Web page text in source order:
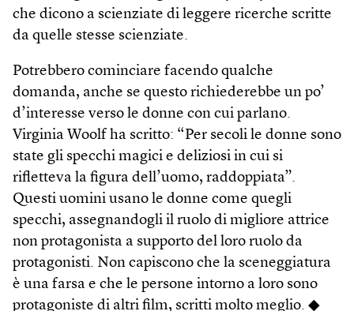
che dicono a scienziate di leggere ricerche scritte
da quelle stesse scienziate.
Potrebbero cominciare facendo qualche
domanda, anche se questo richiederebbe un po’
d’interesse verso le donne con cui parlano.
Virginia Woolf ha scritto: “Per secoli le donne sono
state gli specchi magici e deliziosi in cui si
rifletteva la figura dell’uomo, raddoppiata”.
Questi uomini usano le donne come quegli
specchi, assegnandogli il ruolo di migliore attrice
non protagonista a supporto del loro ruolo da
protagonisti. Non capiscono che la sceneggiatura
è una farsa e che le persone intorno a loro sono
protagoniste di altri film, scritti molto meglio. ◆